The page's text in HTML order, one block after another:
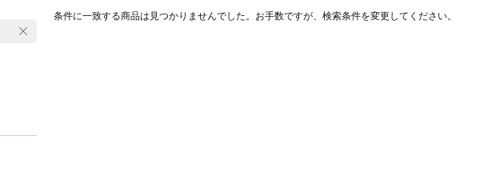
条件に一致する商品は見つかりませんでした。お手数ですが、検索条件を変更してください。